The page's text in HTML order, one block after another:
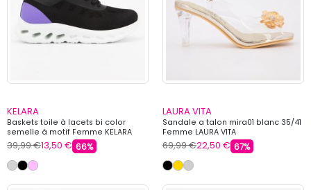
KELARA
Baskets toile à lacets bi color
semelle à motif Femme KELARA
39,99 €13,50 € 66%
LAURA VITA
Sandale a talon mira01 blanc 35/41
Femme LAURA VITA
69,99 €22,50 € 67%